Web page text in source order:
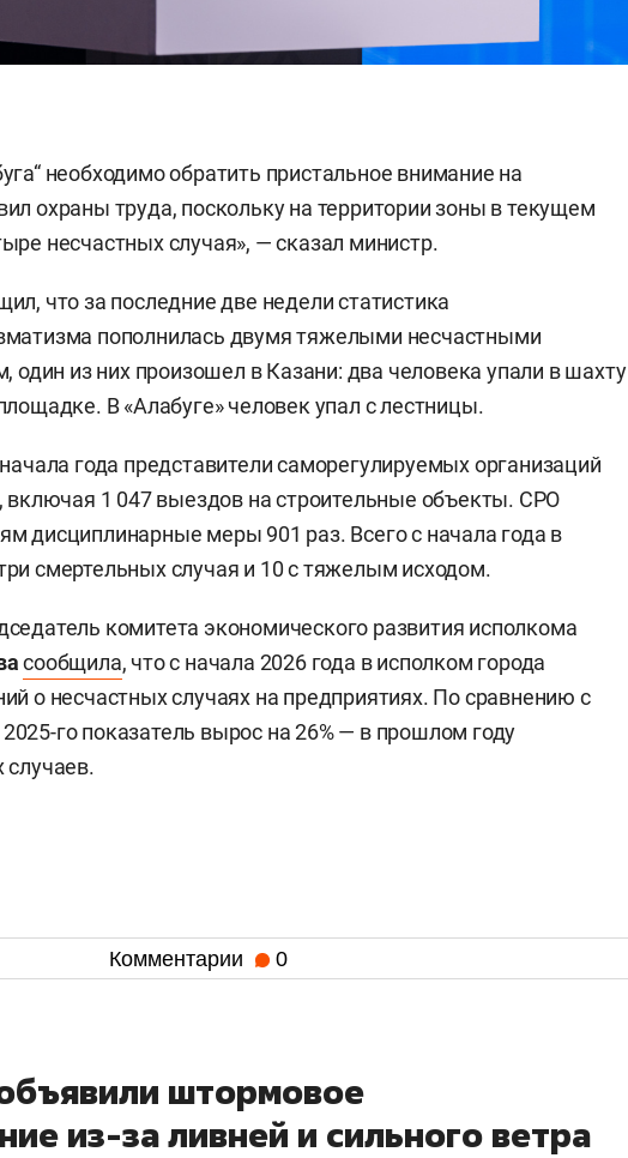
необходимо обратить пристальное внимание на
охраны труда, поскольку на территории зоны в текущем
несчастных случая», — сказал министр.
что за последние две недели статистика
пополнилась двумя тяжелыми несчастными
один из них произошел в Казани: два человека упали в шахту
В «Алабуге» человек упал с лестницы.
года представители саморегулируемых организаций
включая 1 047 выездов на строительные объекты. СРО
дисциплинарные меры 901 раз. Всего с начала года в
смертельных случая и 10 с тяжелым исходом.
комитета экономического развития исполкома
сообщила, что с начала 2026 года в исполком города
о несчастных случаях на предприятиях. По сравнению с
го показатель вырос на 26% — в прошлом году
случаев.
Комментарии 0
штормовое
из-за ливней и сильного ветра